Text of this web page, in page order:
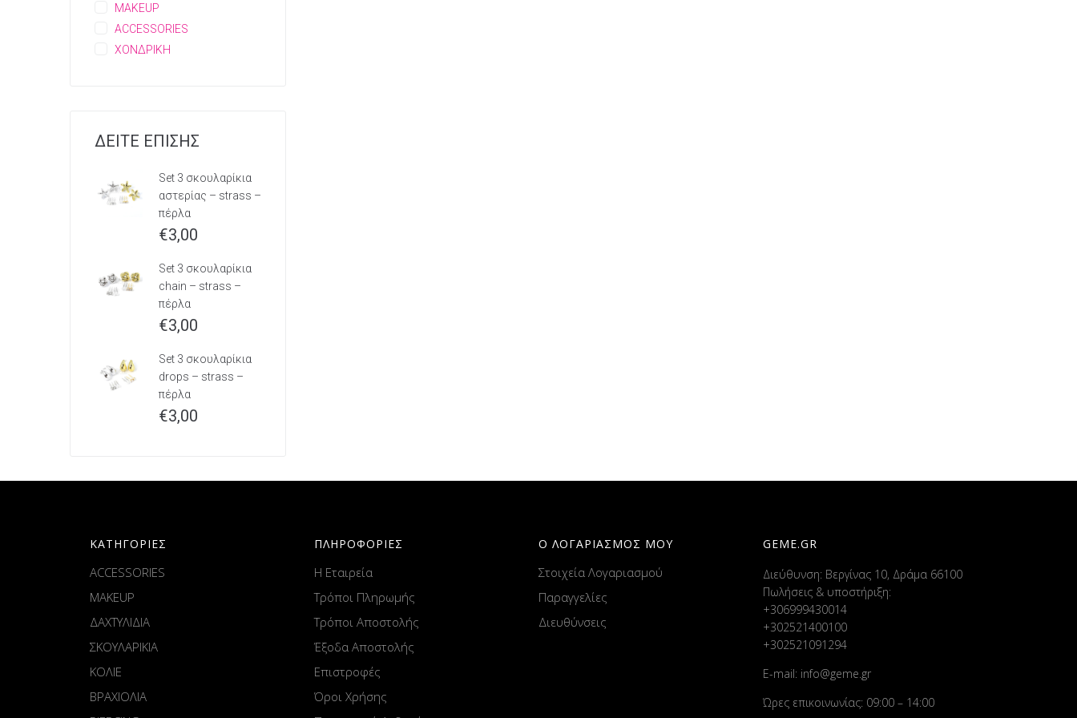
MAKEUP
ACCESSORIES
ΧΟΝΔΡΙΚΗ
ΔΕΙΤΕ ΕΠΙΣΗΣ
Set 3 σκουλαρίκια
αστερίας – strass –
πέρλα
€3,00
Set 3 σκουλαρίκια
chain – strass –
πέρλα
€3,00
Set 3 σκουλαρίκια
drops – strass –
πέρλα
€3,00
ΚΑΤΗΓΟΡΙΕΣ
ACCESSORIES
MAKEUP
ΔΑΧΤΥΛΙΔΙΑ
ΣΚΟΥΛΑΡΙΚΙΑ
ΚΟΛΙΕ
ΒΡΑΧΙΟΛΙΑ
ΠΛΗΡΟΦΟΡΙΕΣ
Η Εταιρεία
Τρόποι Πληρωμής
Τρόποι Αποστολής
Έξοδα Αποστολής
Επιστροφές
Όροι Χρήσης
Ο ΛΟΓΑΡΙΑΣΜΟΣ ΜΟΥ
Στοιχεία Λογαριασμού
Παραγγελίες
Διευθύνσεις
GEME.GR
Διεύθυνση: Βεργίνας 10, Δράμα 66100
Πωλήσεις & υποστήριξη:
+306999430014
+302521400100
+302521091294
E-mail: info@geme.gr
Ώρες επικοινωνίας: 09:00 – 14:00